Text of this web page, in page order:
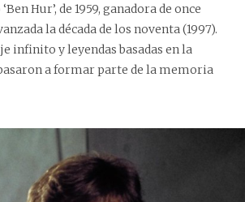
Hur’, de 1959, ganadora de once
la década de los noventa (1997).
infinito y leyendas basadas en la
a formar parte de la memoria